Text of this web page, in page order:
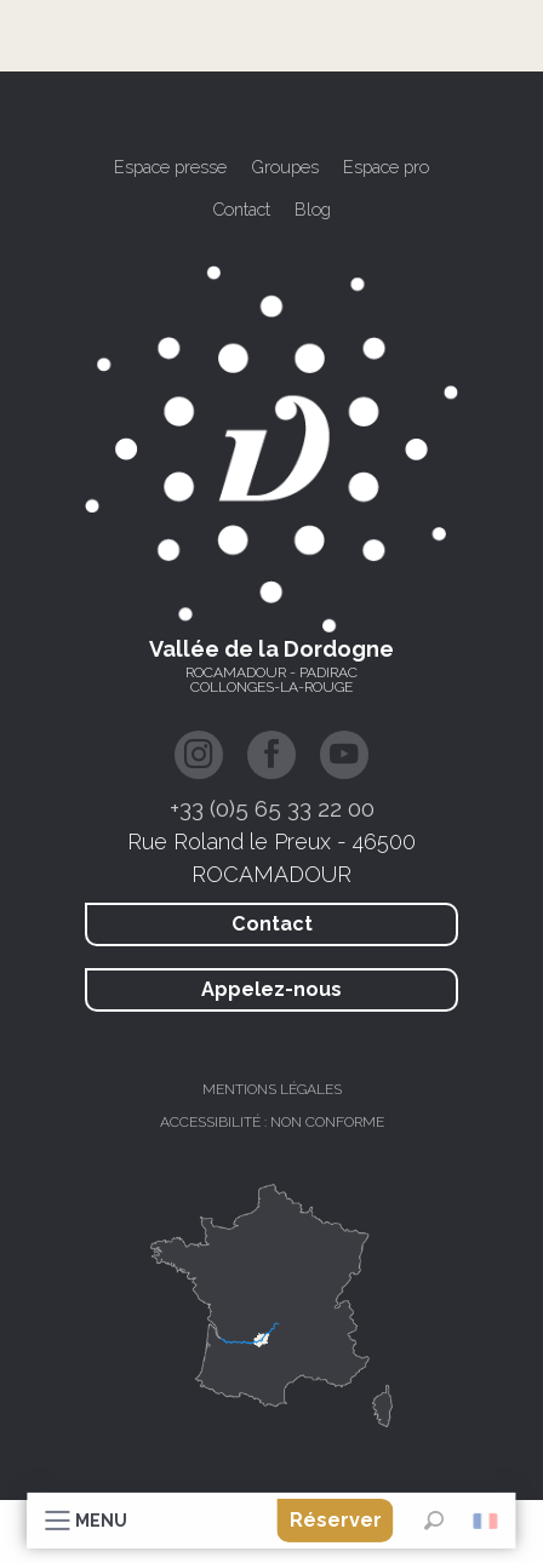
MENU
Réserver
Recherche
Espace presse Groupes Espace pro
Contact Blog
Vallée de la Dordogne
ROCAMADOUR - PADIRAC
COLLONGES-LA-ROUGE
+33 (0)5 65 33 22 00
Rue Roland le Preux - 46500
ROCAMADOUR
Contact
Appelez-nous
MENTIONS LÉGALES
ACCESSIBILITÉ : NON CONFORME